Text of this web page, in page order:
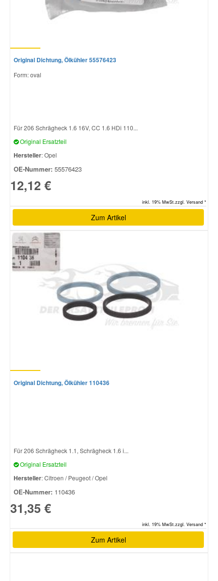
Original Dichtung, Ölkühler 55576423
Form: oval
Für 206 Schrägheck 1.6 16V, CC 1.6 HDi 110...
Original Ersatzteil
Hersteller: Opel
OE-Nummer: 55576423
12,12 €
inkl. 19% MwSt.zzgl. Versand *
Zum Artikel
Original Dichtung, Ölkühler 110436
Für 206 Schrägheck 1.1, Schrägheck 1.6 i...
Original Ersatzteil
Hersteller: Citroen / Peugeot / Opel
OE-Nummer: 110436
31,35 €
inkl. 19% MwSt.zzgl. Versand *
Zum Artikel
Toyota Ersatzteile
Volvo Ersatzteile